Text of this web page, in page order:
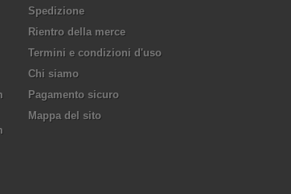
Spedizione
Rientro della merce
Termini e condizioni d'uso
Chi siamo
Pagamento sicuro
Mappa del sito